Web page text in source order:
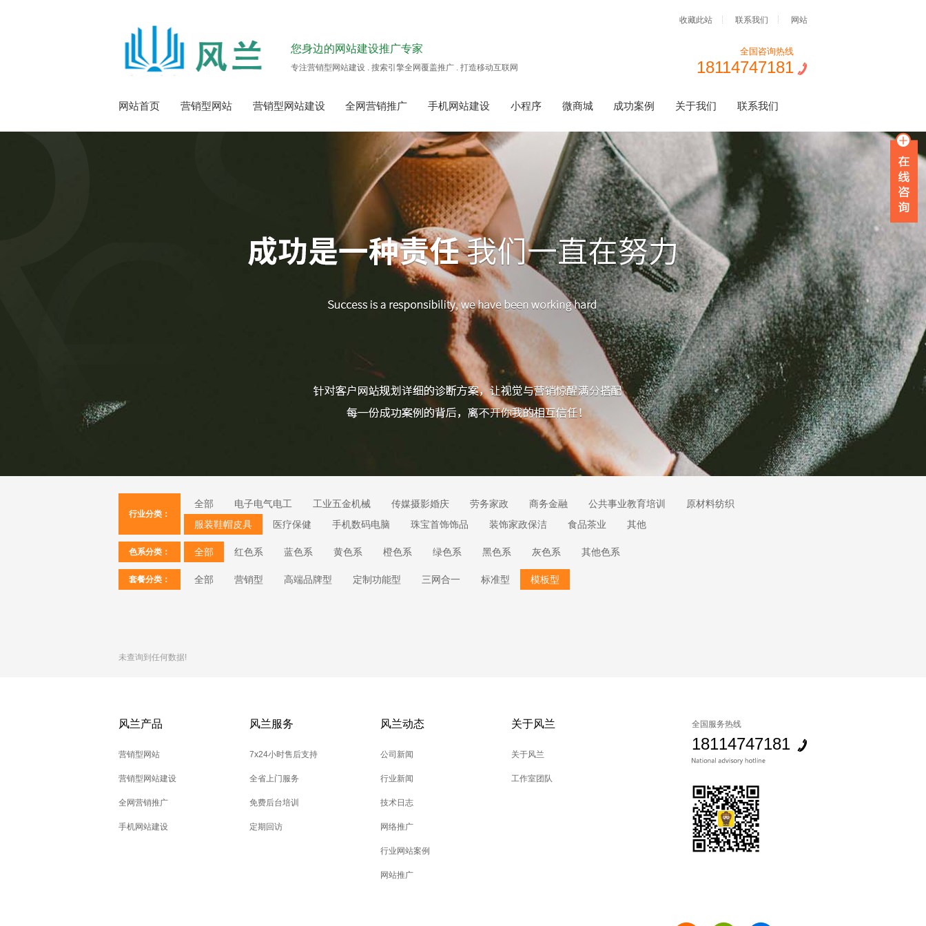
收藏此站 联系我们 网站
您身边的网站建设推广专家
专注营销型网站建设 . 搜索引擎全网覆盖推广 . 打造移动互联网
全国咨询热线
18114747181
网站首页 营销型网站 营销型网站建设 全网营销推广 手机网站建设 小程序 微商城 成功案例 关于我们 联系我们
行业分类：
全部 电子电气电工 工业五金机械 传媒摄影婚庆 劳务家政 商务金融 公共事业教育培训
原材料纺织
服装鞋帽皮具
医疗保健 手机数码电脑 珠宝首饰饰品 装饰家政保洁 食品茶业 其他
色系分类： 全部 红色系 蓝色系 黄色系 橙色系 绿色系 黑色系 灰色系 其他色系
套餐分类： 全部 营销型 高端品牌型 定制功能型 三网合一 标准型 模板型
未查询到任何数据!
风兰产品
营销型网站
营销型网站建设
全网营销推广
手机网站建设
风兰服务
7x24小时售后支持
全省上门服务
免费后台培训
定期回访
风兰动态
公司新闻
行业新闻
技术日志
网络推广
行业网站案例
网站推广
关于风兰
关于风兰
工作室团队
全国服务热线
18114747181